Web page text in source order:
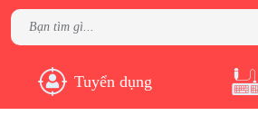
Tuyển dụng